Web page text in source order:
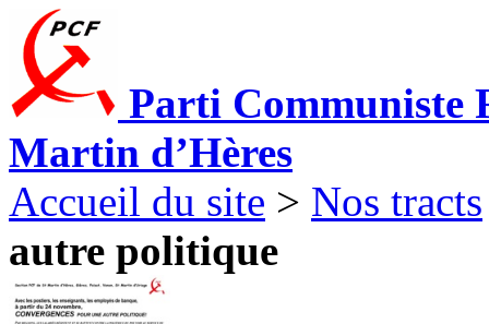
Parti Communiste
Martin d’Hères
Accueil du site > Nos tracts
autre politique